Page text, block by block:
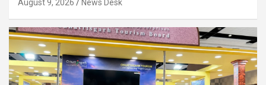
August 9, 2026 News Desk